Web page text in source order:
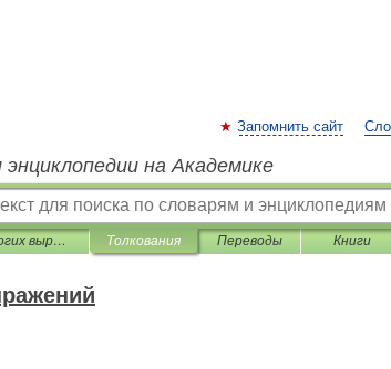
Запомнить сайт
энциклопедии на Академике
Словарь многих выражений Толкования Переводы Книги